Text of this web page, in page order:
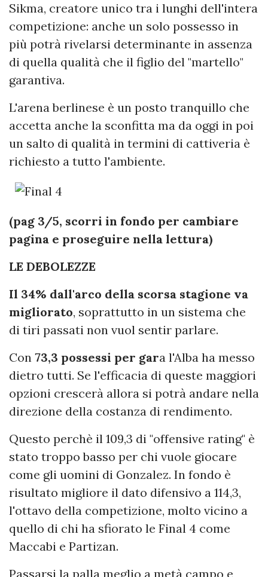
Sikma, creatore unico tra i lunghi dell'intera
competizione: anche un solo possesso in
più potrà rivelarsi determinante in assenza
di quella qualità che il figlio del "martello"
garantiva.
L'arena berlinese è un posto tranquillo che
accetta anche la sconfitta ma da oggi in poi
un salto di qualità in termini di cattiveria è
richiesto a tutto l'ambiente.
(pag 3/5, scorri in fondo per cambiare
pagina e proseguire nella lettura)
LE DEBOLEZZE
Il 34% dall'arco della scorsa stagione va
migliorato, soprattutto in un sistema che
di tiri passati non vuol sentir parlare.
Con 73,3 possessi per gara l'Alba ha messo
dietro tutti. Se l'efficacia di queste maggiori
opzioni crescerà allora si potrà andare nella
direzione della costanza di rendimento.
Questo perchè il 109,3 di "offensive rating" è
stato troppo basso per chi vuole giocare
come gli uomini di Gonzalez. In fondo è
risultato migliore il dato difensivo a 114,3,
l'ottavo della competizione, molto vicino a
quello di chi ha sfiorato le Final 4 come
Maccabi e Partizan.
Passarsi la palla meglio a metà campo e